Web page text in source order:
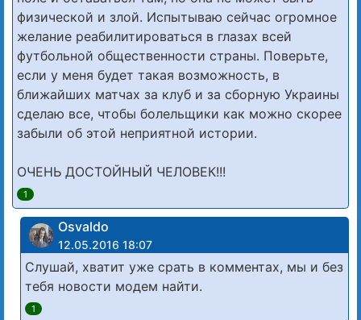
физической и злой. Испытываю сейчас огромное
желание реабилитироваться в глазах всей
футбольной общественности страны. Поверьте,
если у меня будет такая возможность, в
ближайших матчах за клуб и за сборную Украины
сделаю все, чтобы болельщики как можно скорее
забыли об этой неприятной истории.
ОЧЕНЬ ДОСТОЙНЫЙ ЧЕЛОВЕК!!!
1
Osvaldo
12.05.2016 18:07
Слушай, хватит уже срать в комментах, мы и без
тебя новости модем найти.
1